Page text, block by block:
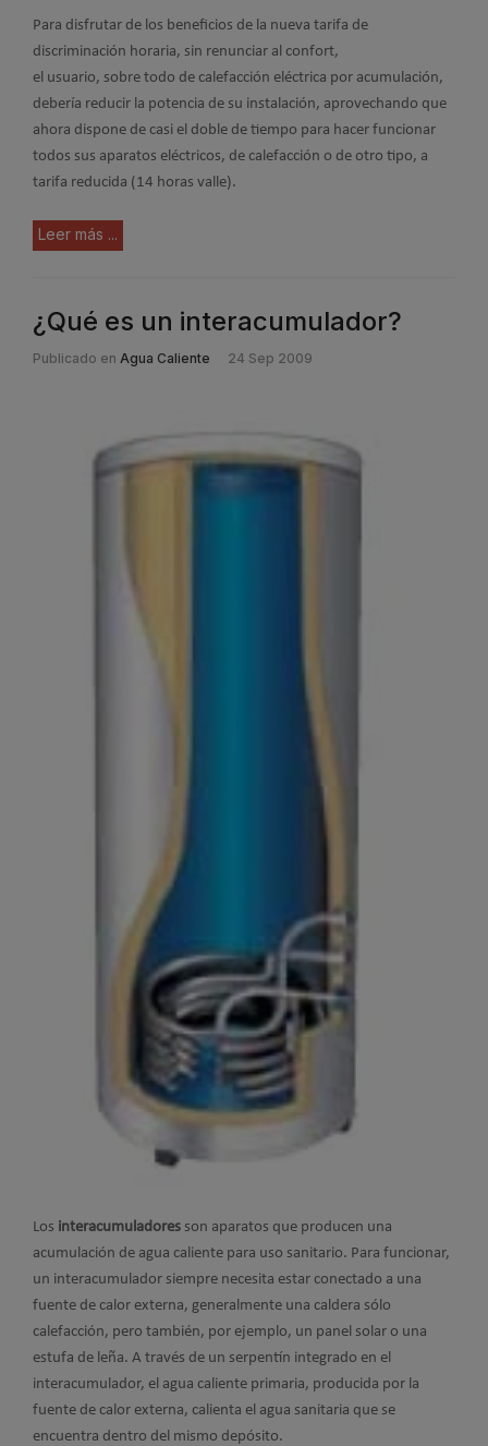
Para disfrutar de los beneficios de la nueva tarifa de
discriminación horaria, sin renunciar al confort,
el usuario, sobre todo de calefacción eléctrica por acumulación,
debería reducir la potencia de su instalación, aprovechando que
ahora dispone de casi el doble de tiempo para hacer funcionar
todos sus aparatos eléctricos, de calefacción o de otro tipo, a
tarifa reducida (14 horas valle).
Leer más ...
¿Qué es un interacumulador?
Publicado en Agua Caliente 24 Sep 2009
Los interacumuladores son aparatos que producen una
acumulación de agua caliente para uso sanitario. Para funcionar,
un interacumulador siempre necesita estar conectado a una
fuente de calor externa, generalmente una caldera sólo
calefacción, pero también, por ejemplo, un panel solar o una
estufa de leña. A través de un serpentín integrado en el
interacumulador, el agua caliente primaria, producida por la
fuente de calor externa, calienta el agua sanitaria que se
encuentra dentro del mismo depósito.